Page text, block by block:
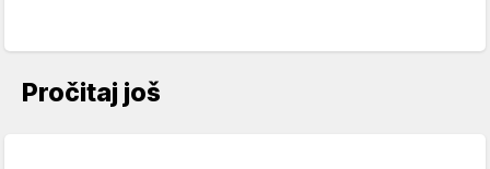
Pročitaj još